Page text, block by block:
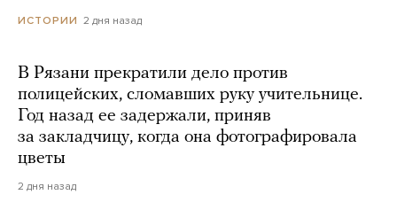
ИСТОРИИ 2 дня назад
В Рязани прекратили дело против
полицейских, сломавших руку учительнице.
Год назад ее задержали, приняв
за закладчицу, когда она фотографировала
цветы
2 дня назад